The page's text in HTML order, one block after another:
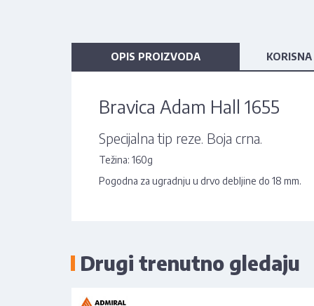
OPIS PROIZVODA
Bravica Adam Hall 1655
Specijalna tip reze. Boja crna.
Težina: 160g
Pogodna za ugradnju u drvo debljine do 18 mm.
Drugi trenutno gledaju